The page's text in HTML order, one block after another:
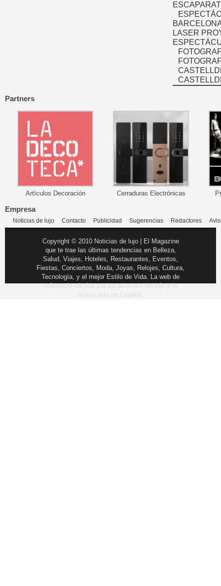
LASER
Partners
Artículos Decoración Cerraduras Electrónicas
Empresa
Noticias de lujo Contacto Publicidad Sugerencias Redactores
Copyright © 2010 Noticias de lujo | El Magazine
que te trae las últimas tendencias en Belleza,
Salud, Viajes, Hoteles, Restaurantes, Eventos,
Fiestas, Conciertos, Moda, Joyas, Relojes, Cultura,
Tecnología, y el mejor Estilo de Vida. La web de
referencia elegida por los amantes del lujo y la